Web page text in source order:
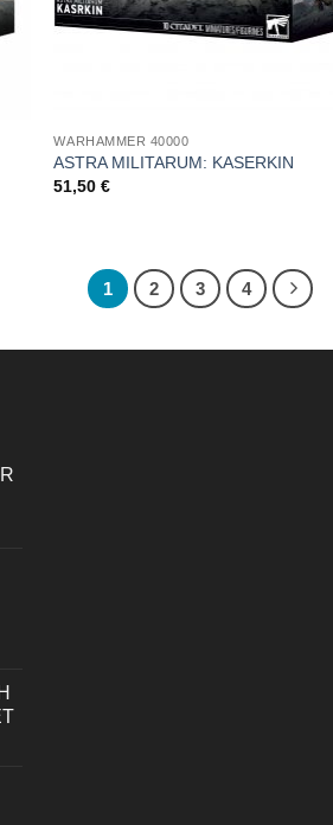
WARHAMMER 40000
ASTRA MILITARUM: KASERKIN
51,50€
1 2 3 4